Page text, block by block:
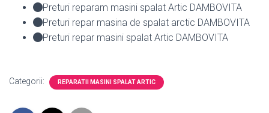
Preturi reparam masini spalat Artic DAMBOVITA
Preturi repar masina de spalat arctic DAMBOVITA
Preturi repar masini spalat Artic DAMBOVITA
Categorii: REPARATII MASINI SPALAT ARTIC